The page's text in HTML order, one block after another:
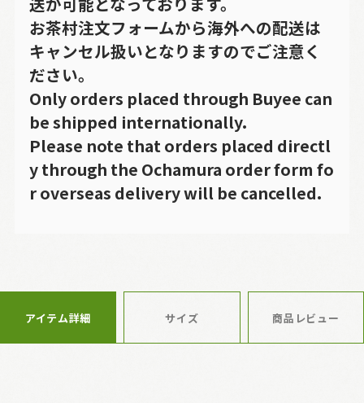
お茶村注文フォームから海外への配送は
キャンセル扱いとなりますのでご注意く
ださい。
Only orders placed through Buyee can
be shipped internationally.
Please note that orders placed directl
y through the Ochamura order form fo
r overseas delivery will be cancelled.
アイテム詳細 サイズ 商品レビュー